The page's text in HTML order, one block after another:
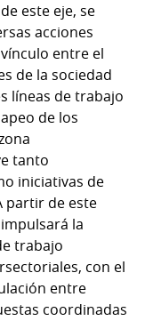
este eje, se
acciones
entre el
de la sociedad
líneas de trabajo
de los
tanto
iniciativas de
partir de este
la
trabajo
con el
entre
coordinadas